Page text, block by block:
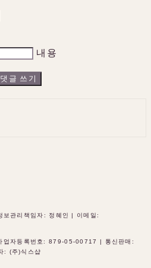
내용
댓글 쓰기
관리책임자: 정혜인 | 이메일:
업자등록번호:879-05-00717
| 통신판매:
: (주)식스샵